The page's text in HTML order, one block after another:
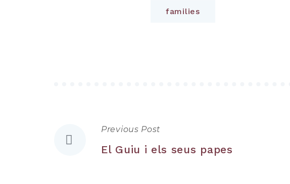
families
Navegació
Previous Post
El Guiu i els seus papes